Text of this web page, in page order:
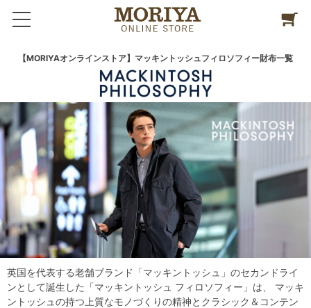
【MORIYAオンラインストア】マッキントッシュフィロソフィー財布一覧
英国を代表する老舗ブランド「マッキントッシュ」のセカンドライ
ンとして誕生した「マッキントッシュ フィロソフィー」は、 マッキ
ントッシュの持つ上質なモノづくりの精神とクラシック＆コンテン